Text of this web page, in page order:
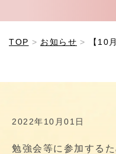
TOP お知らせ 【10
2022年10月01日
勉強会等に参加する